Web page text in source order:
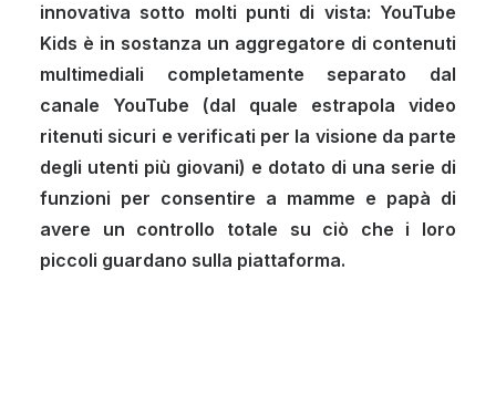
innovativa sotto molti punti di vista: YouTube
Kids è in sostanza un aggregatore di contenuti
multimediali completamente separato dal
canale YouTube (dal quale estrapola video
ritenuti sicuri e verificati per la visione da parte
degli utenti più giovani) e dotato di una serie di
funzioni per consentire a mamme e papà di
avere un controllo totale su ciò che i loro
piccoli guardano sulla piattaforma.